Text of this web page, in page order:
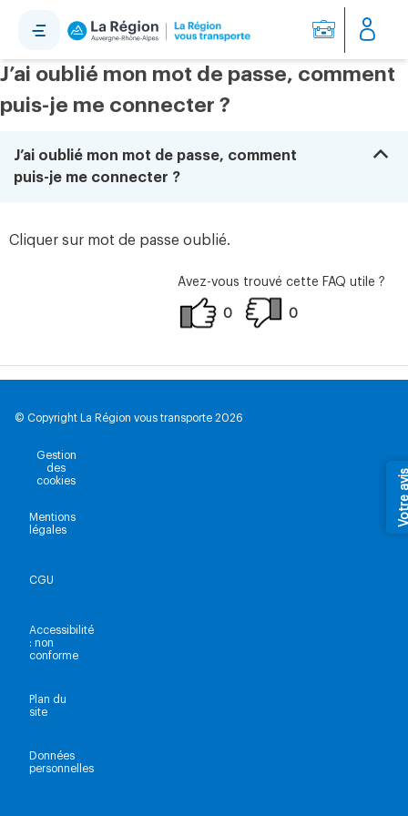
J’ai oublié mon mot de passe, comment
puis-je me connecter ?
B
J’ai oublié mon mot de passe, comment
puis-je me connecter ?
Cliquer sur mot de passe oublié.
Avez-vous trouvé cette FAQ utile ?
0 0
© Copyright La Région vous transporte 2026
Gestion
des
cookies
Mentions
légales
CGU
Accessibilité
: non
conforme
Plan du
site
Données
personnelles